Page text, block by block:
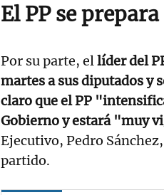
El PP se prepara
Por su parte, ellíder del
martes a sus diputados y
claro que el PP
Gobierno y estará "muy
Ejecutivo, Pedro
partido.